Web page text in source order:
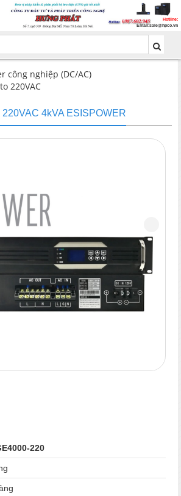
Hotline:
Email:sale@hpco.vn
công nghiệp (DC/AC)
220VAC
220VAC 4kVA ESISPOWER
220